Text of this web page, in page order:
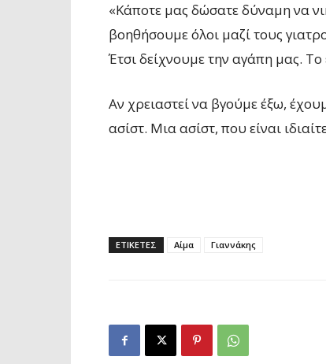
«Κάποτε μας δώσατε δύναμη να
βοηθήσουμε όλοι μαζί τους
Έτσι δείχνουμε την αγάπη μας.
Αν χρειαστεί να βγούμε έξω,
ασίστ. Μια ασίστ, που είναι
ΕΤΙΚΕΤΕΣ Αίμα Γιαννάκης